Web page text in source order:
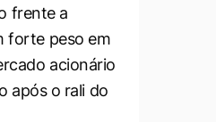
frente a
forte peso em
acionário
após o rali do